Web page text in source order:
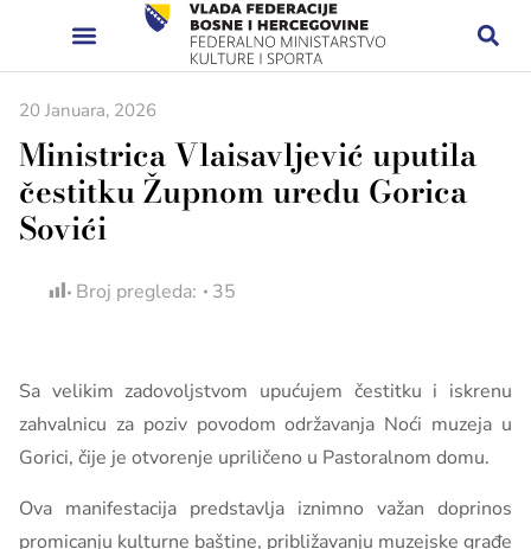
20 Januara, 2026
Ministrica Vlaisavljević uputila
čestitku Župnom uredu Gorica
Sovići
Broj pregleda: 35
Sa velikim zadovoljstvom upućujem čestitku i iskrenu
zahvalnicu za poziv povodom održavanja Noći muzeja u
Gorici, čije je otvorenje upriličeno u Pastoralnom domu.
Ova manifestacija predstavlja iznimno važan doprinos
promicanju kulturne baštine, približavanju muzejske građe